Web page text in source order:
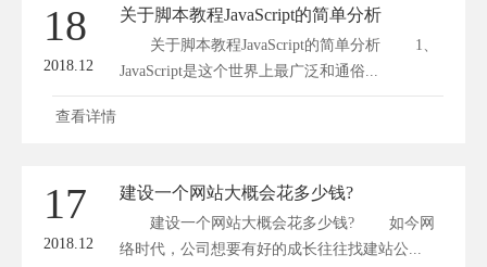
18
2018.12
关于脚本教程JavaScript的简单分析
关于脚本教程JavaScript的简单分析 1、
JavaScript是这个世界上最广泛和通俗...
查看详情
17
2018.12
建设一个网站大概会花多少钱?
建设一个网站大概会花多少钱? 如今网
络时代，公司想要有好的成长往往找建站公...